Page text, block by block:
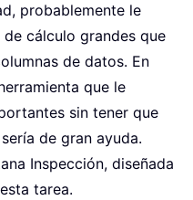
probablemente le
cálculo grandes que
de datos. En
que le
sin tener que
de gran ayuda.
Inspección, diseñada
tarea.